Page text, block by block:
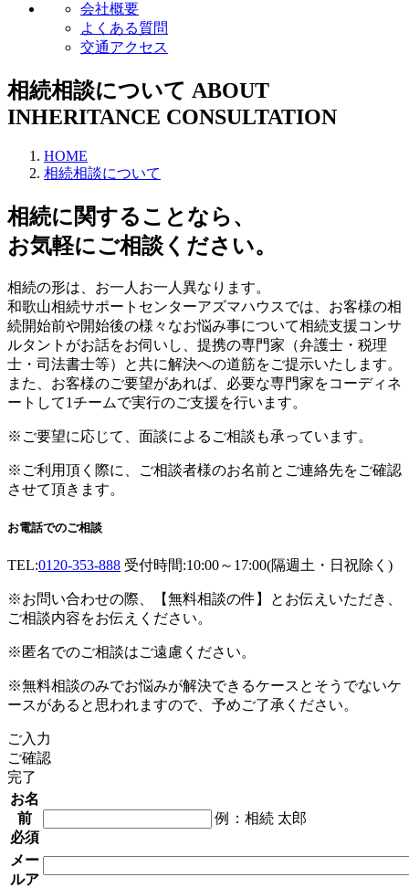
会社概要
よくある質問
交通アクセス
相続相談について ABOUT
INHERITANCE CONSULTATION
HOME
相続相談について
相続に関することなら、
お気軽にご相談ください。
相続の形は、お一人お一人異なります。
和歌山相続サポートセンターアズマハウスでは、お客様の相
続開始前や開始後の様々なお悩み事について相続支援コンサ
ルタントがお話をお伺いし、提携の専門家（弁護士・税理
士・司法書士等）と共に解決への道筋をご提示いたします。
また、お客様のご要望があれば、必要な専門家をコーディネ
ートして1チームで実行のご支援を行います。
※ご要望に応じて、面談によるご相談も承っています。
※ご利用頂く際に、ご相談者様のお名前とご連絡先をご確認
させて頂きます。
お電話でのご相談
TEL:0120-353-888 受付時間:10:00～17:00(隔週土・日祝除く)
※お問い合わせの際、【無料相談の件】とお伝えいただき、
ご相談内容をお伝えください。
※匿名でのご相談はご遠慮ください。
※無料相談のみでお悩みが解決できるケースとそうでないケ
ースがあると思われますので、予めご了承ください。
ご入力
ご確認
完了
お名
前
必須
例：相続 太郎
メー
ルア